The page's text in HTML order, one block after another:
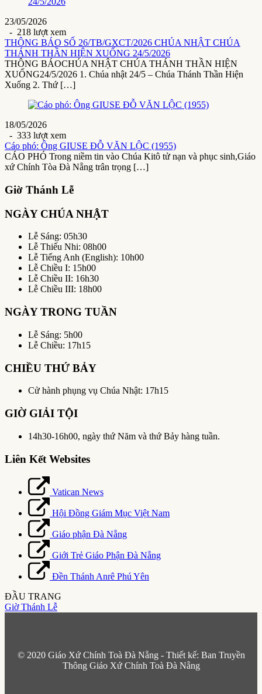
23/05/2026
- 218 lượt xem
THÔNG BÁO SỐ 26/TB/GXCT/2026 CHÚA NHẬT CHÚA
THÁNH THẦN HIỆN XUỐNG 24/5/2026
THÔNG BÁOCHÚA NHẬT CHÚA THÁNH THẦN HIỆN
XUỐNG24/5/2026 1. Chúa nhật 24/5 – Chúa Thánh Thần Hiện
Xuống 2. Thứ […]
18/05/2026
- 333 lượt xem
Cáo phó: Ông GIUSE ĐỖ VĂN LỘC (1955)
CÁO PHÓ Trong niềm tin vào Chúa Kitô tử nạn và phục sinh,Giáo
xứ Chính Tòa Đà Nẵng trân trọng […]
Giờ Thánh Lễ
NGÀY CHÚA NHẬT
Lễ Sáng: 05h30
Lễ Thiếu Nhi: 08h00
Lễ Tiếng Anh (English): 10h00
Lễ Chiều I: 15h00
Lễ Chiều II: 16h30
Lễ Chiều III: 18h00
NGÀY TRONG TUẦN
Lễ Sáng: 5h00
Lễ Chiều: 17h15
CHIỀU THỨ BẢY
Cử hành phụng vụ Chúa Nhật: 17h15
GIỜ GIẢI TỘI
14h30-16h00, ngày thứ Năm và thứ Bảy hàng tuần.
Liên Kết Websites
Vatican News
Hội Đồng Giám Mục Việt Nam
Giáo phận Đà Nẵng
Giới Trẻ Giáo Phận Đà Nẵng
Đền Thánh Anrê Phú Yên
ĐẦU TRANG
Giờ Thánh Lễ
© 2020 Giáo Xứ Chính Toà Đà Nẵng - Thiết kế: Ban Truyền
Thông Giáo Xứ Chính Toà Đà Nẵng